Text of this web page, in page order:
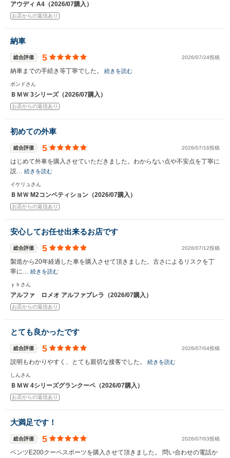
アウディ A4（2026/07購入）
お店からの返信あり
納車
総合評価 5 2026/07/24投稿
納車までの手続き等丁寧でした。 続きを読む
ボンドさん
ＢＭＷ 3シリーズ（2026/07購入）
お店からの返信あり
初めての外車
総合評価 5 2026/07/16投稿
はじめて外車を購入させていただきました。わからない点や不安点を丁寧に
説… 続きを読む
イケリュさん
ＢＭＷ M2コンペティション（2026/07購入）
お店からの返信あり
安心してお任せ出来るお店です
総合評価 5 2026/07/12投稿
製造から20年経過した車を購入させて頂きました。古さによるリスクを丁
寧に… 続きを読む
ｙｈさん
アルファ ロメオ アルファブレラ（2026/07購入）
お店からの返信あり
とても良かったです
総合評価 5 2026/07/04投稿
説明もわかりやすく、とても親切な接客でした。 続きを読む
しんさん
ＢＭＷ 4シリーズグランクーペ（2026/07購入）
お店からの返信あり
大満足です！
総合評価 5 2026/07/03投稿
ベンツE200クーペスポーツを購入させて頂きました。 問い合わせの電話か